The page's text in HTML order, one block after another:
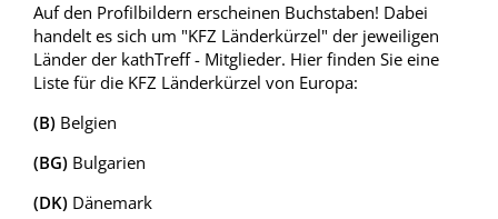
Auf den Profilbildern erscheinen Buchstaben! Dabei
handelt es sich um "KFZ Länderkürzel" der jeweiligen
Länder der kathTreff - Mitglieder. Hier finden Sie eine
Liste für die KFZ Länderkürzel von Europa:
(B) Belgien
(BG) Bulgarien
(DK) Dänemark